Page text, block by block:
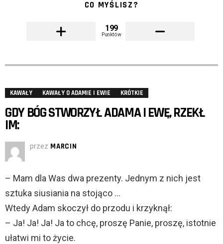
CO MYŚLISZ?
199
Punktów
KAWAŁY KAWAŁY O ADAMIE I EWIE KRÓTKIE
GDY BÓG STWORZYŁ ADAMA I EWĘ, RZEKŁ
IM:
przez MARCIN
– Mam dla Was dwa prezenty. Jednym z nich jest
sztuka siusiania na stojąco …
Wtedy Adam skoczył do przodu i krzyknął:
– Ja! Ja! Ja! Ja to chcę, proszę Panie, proszę, istotnie
ułatwi mi to życie.